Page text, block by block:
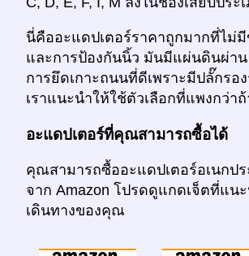
นี่คืออะแดปเตอร์ราคาถูกมากที่ไม่
และการป้องกันนิ้ว มันมีแผ่นดินผ่า
การยึดเกาะถนนที่ดีเพราะมีปลั๊กรอ
เราแนะนำให้ใช้ตัวเลือกที่แพงกว่า
อะแดปเตอร์ที่คุณสามารถซื้อได้
คุณสามารถซื้ออะแดปเตอร์อเนกป
จาก Amazon โปรดดูแกดเจ็ตที่แน
เดินทางของคุณ